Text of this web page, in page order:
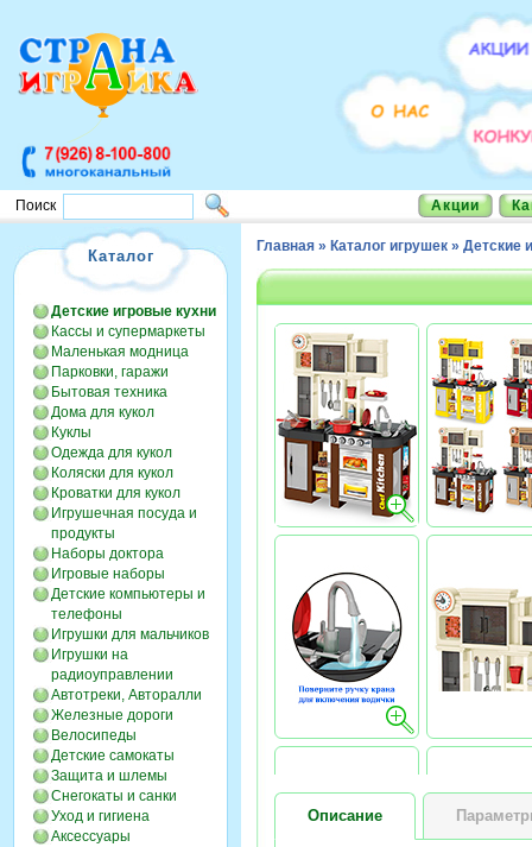
Поиск Акции
Каталог
Детские игровые кухни
Кассы и супермаркеты
Маленькая модница
Парковки, гаражи
Бытовая техника
Дома для кукол
Куклы
Одежда для кукол
Коляски для кукол
Кроватки для кукол
Игрушечная посуда и
продукты
Наборы доктора
Игровые наборы
Детские компьютеры и
телефоны
Игрушки для мальчиков
Игрушки на
радиоуправлении
Автотреки, Авторалли
Железные дороги
Велосипеды
Детские самокаты
Защита и шлемы
Снегокаты и санки
Уход и гигиена
Аксессуары
Главная » Каталог игрушек » Детские
Описание